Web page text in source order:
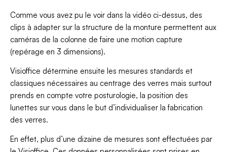
Comme vous avez pu le voir dans la vidéo ci-dessus, des
clips à adapter sur la structure de la monture permettent aux
caméras de la colonne de faire une motion capture
(repérage en 3 dimensions).
Visioffice détermine ensuite les mesures standards et
classiques nécessaires au centrage des verres mais surtout
prends en compte votre posturologie, la position des
lunettes sur vous dans le but d’individualiser la fabrication
des verres.
En effet, plus d’une dizaine de mesures sont effectuées par